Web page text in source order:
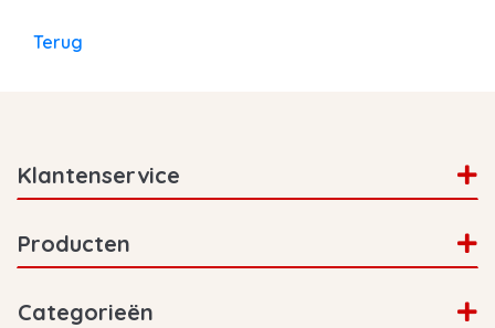
Terug
Klantenservice
Producten
Categorieën